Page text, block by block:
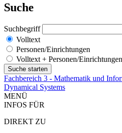
Suche
Suchbegriff
Volltext
Personen/Einrichtungen
Volltext + Personen/Einrichtungen
Fachbereich 3 - Mathematik und
Dynamical Systems
MENÜ
INFOS FÜR
DIREKT ZU